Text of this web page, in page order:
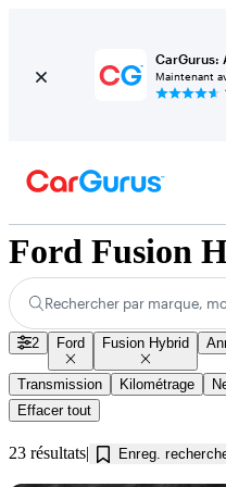
CarGurus:
Maintenant
Rechercher par marque,
2 Ford Fusion Hybrid
Transmission Kilométrage
Effacer tout
23 résultats Enreg.